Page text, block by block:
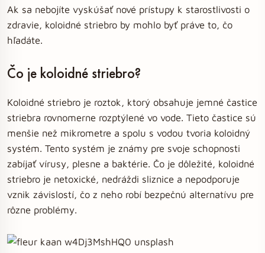
Ak sa nebojíte vyskúšať nové prístupy k starostlivosti o
zdravie, koloidné striebro by mohlo byť práve to, čo
hľadáte.
Čo je koloidné striebro?
Koloidné striebro je roztok, ktorý obsahuje jemné častice
striebra rovnomerne rozptýlené vo vode. Tieto častice sú
menšie než mikrometre a spolu s vodou tvoria koloidný
systém. Tento systém je známy pre svoje schopnosti
zabíjať vírusy, plesne a baktérie. Čo je dôležité, koloidné
striebro je netoxické, nedráždi sliznice a nepodporuje
vznik závislostí, čo z neho robí bezpečnú alternatívu pre
rôzne problémy.